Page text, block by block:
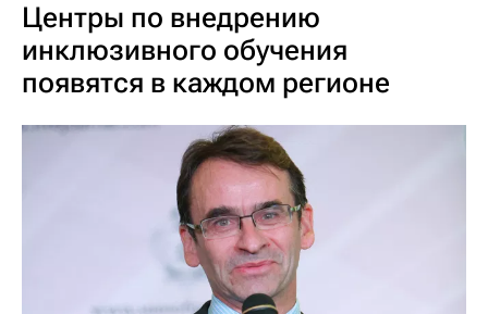
Центры по внедрению
инклюзивного обучения
появятся в каждом регионе